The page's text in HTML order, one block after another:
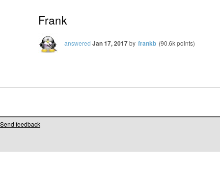
Frank
answered Jan 17, 2017by frankb (90.6kpoints)
Send feedback